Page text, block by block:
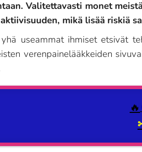
Valitettavasti monet
mikä lisää riskiä
useammat ihmiset etsivät
verenpainelääkkeiden
🔥